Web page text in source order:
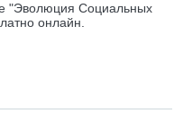
"Эволюция Социальных
онлайн.